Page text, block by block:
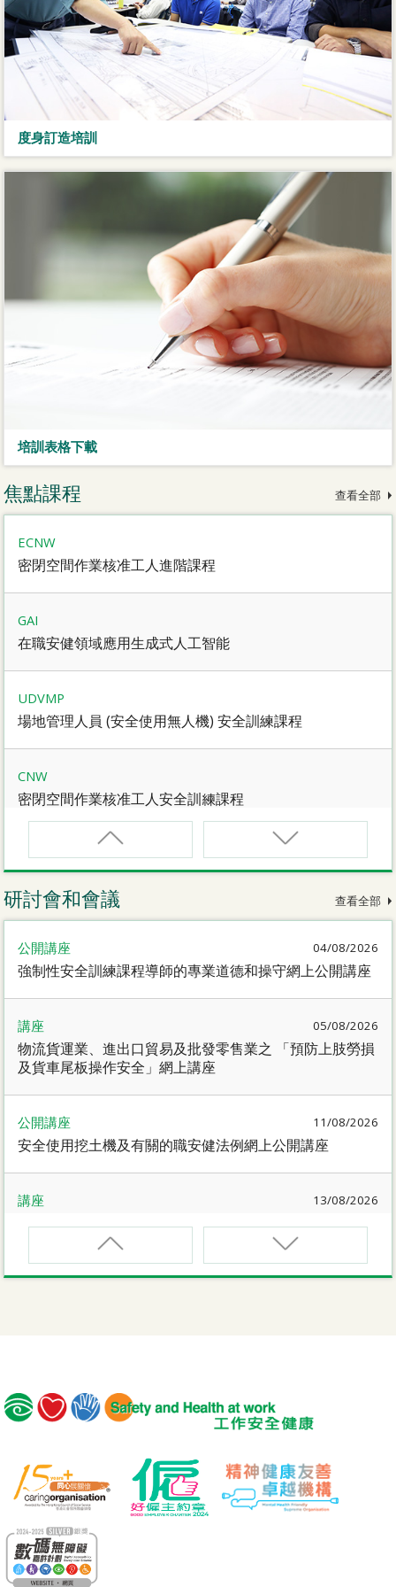
度身訂造培訓
培訓表格下載
焦點課程 查看全部
ECNW
密閉空間作業核准工人進階課程
GAI
在職安健領域應用生成式人工智能
UDVMP
場地管理人員 (安全使用無人機) 安全訓練課程
CNW
密閉空間作業核准工人安全訓練課程
CNW(R)
密閉空間作業核准工人安全訓練重新甄審資格課程
動力操作升降工作台督導員課程
密閉空間作業合資格人士安全訓練課程
電動車維修安全課程
MICM
組裝合成建築工程管理人員訓練課程
MICW
組裝合成建築工程工作安全訓練課程
TST
安全使用可伸縮工作台
研討會和會議 查看全部
公開講座 04/08/2026
強制性安全訓練課程導師的專業道德和操守網上公開講座
講座 05/08/2026
物流貨運業、進出口貿易及批發零售業之 「預防上肢勞損
及貨車尾板操作安全」網上講座
公開講座 11/08/2026
安全使用挖土機及有關的職安健法例網上公開講座
講座 13/08/2026
職業健康大奬2026-27網上簡介會暨講座
講座 17/08/2026
危險品的安全規管與危險物質相關規例網上公開講座
【好心情@健康工作間】醫護服務業之「拒絕壓力爆煲：
『七好』減壓法的科學減壓之道」網上講座
講座
【護心計劃/好心情@健康工作間】重拾健康由「戒煙」做